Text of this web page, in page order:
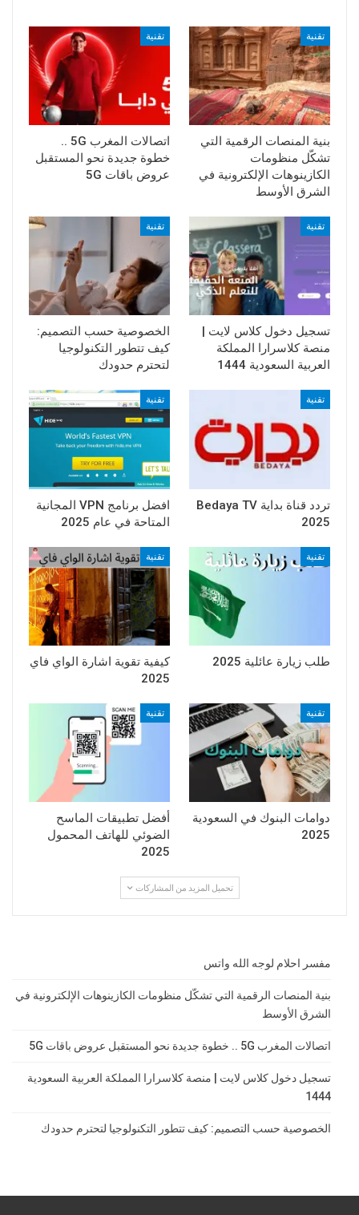
تقنية
بنية المنصات الرقمية التي
تشكّل منظومات
الكازينوهات الإلكترونية في
الشرق الأوسط
تقنية
اتصالات المغرب 5G ..
خطوة جديدة نحو المستقبل
عروض باقات 5G
تقنية
تسجيل دخول كلاس لايت |
منصة كلاسرارا المملكة
العربية السعودية 1444
تقنية
الخصوصية حسب التصميم:
كيف تتطور التكنولوجيا
لتحترم حدودك
تقنية
تردد قناة بداية Bedaya TV
2025
تقنية
افضل برنامج VPN المجانية
المتاحة في عام 2025
تقنية
طلب زيارة عائلية 2025
تقنية
كيفية تقوية اشارة الواي فاي
2025
تقنية
دوامات البنوك في السعودية
2025
تقنية
أفضل تطبيقات الماسح
الضوئي للهاتف المحمول
2025
تحميل المزيد من المشاركات
مفسر احلام لوجه الله واتس
بنية المنصات الرقمية التي تشكّل منظومات الكازينوهات الإلكترونية في
الشرق الأوسط
اتصالات المغرب 5G .. خطوة جديدة نحو المستقبل عروض باقات 5G
تسجيل دخول كلاس لايت | منصة كلاسرارا المملكة العربية السعودية
1444
الخصوصية حسب التصميم: كيف تتطور التكنولوجيا لتحترم حدودك